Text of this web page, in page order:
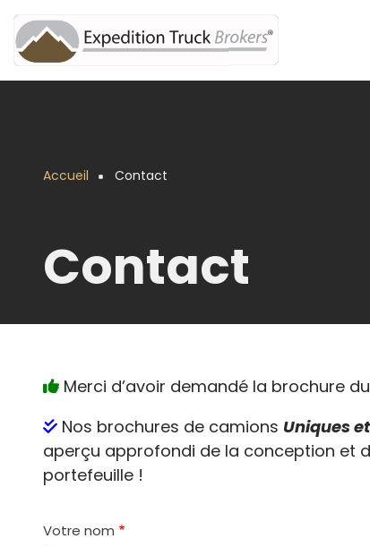
Aller
au
contenu
principal
d'Ariane
Accueil Contact
Contact
Merci d’avoir demandé la brochure
Nos brochures de camions Uniques
aperçu approfondi de la conception et
portefeuille !
Votre nom